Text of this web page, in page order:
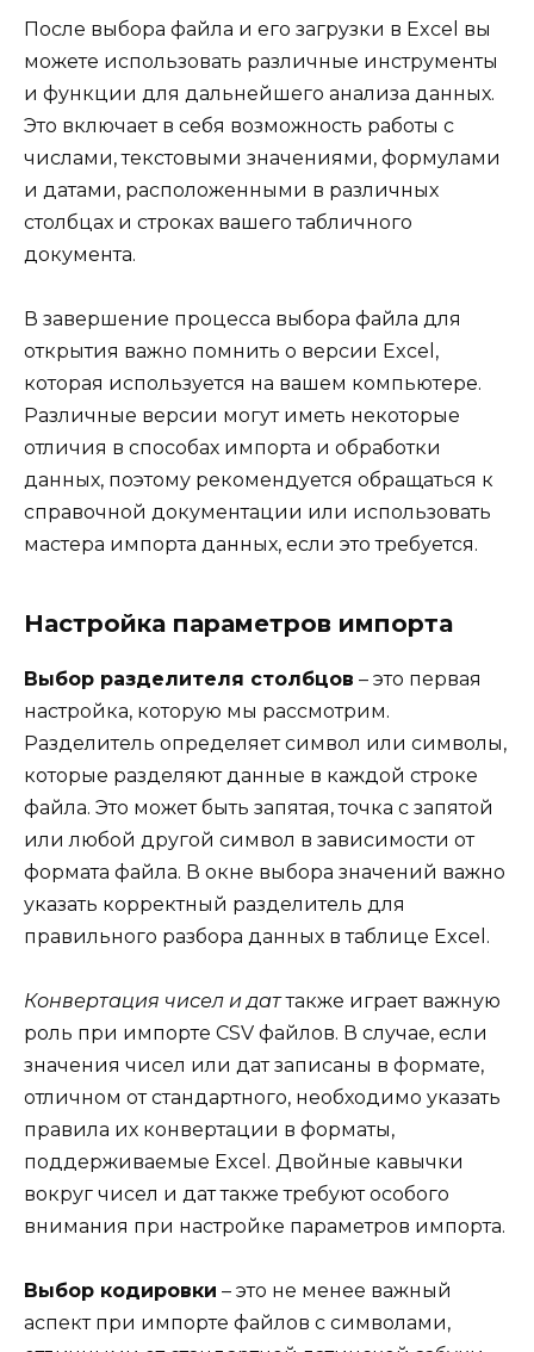
После выбора файла и его загрузки в Excel вы
можете использовать различные инструменты
и функции для дальнейшего анализа данных.
Это включает в себя возможность работы с
числами, текстовыми значениями, формулами
и датами, расположенными в различных
столбцах и строках вашего табличного
документа.
В завершение процесса выбора файла для
открытия важно помнить о версии Excel,
которая используется на вашем компьютере.
Различные версии могут иметь некоторые
отличия в способах импорта и обработки
данных, поэтому рекомендуется обращаться к
справочной документации или использовать
мастера импорта данных, если это требуется.
Настройка параметров импорта
Выбор разделителя столбцов – это первая
настройка, которую мы рассмотрим.
Разделитель определяет символ или символы,
которые разделяют данные в каждой строке
файла. Это может быть запятая, точка с запятой
или любой другой символ в зависимости от
формата файла. В окне выбора значений важно
указать корректный разделитель для
правильного разбора данных в таблице Excel.
Конвертация чисел и даттакже играет важную
роль при импорте CSV файлов. В случае, если
значения чисел или дат записаны в формате,
отличном от стандартного, необходимо указать
правила их конвертации в форматы,
поддерживаемые Excel. Двойные кавычки
вокруг чисел и дат также требуют особого
внимания при настройке параметров импорта.
Выбор кодировки – это не менее важный
аспект при импорте файлов с символами,